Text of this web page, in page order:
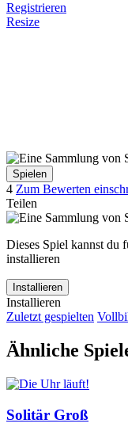
Registrieren
Resize
Spielen
4 Zum Bewerten
Teilen
Dieses Spiel kannst du
installieren
Installieren
Installieren
Zuletzt gespielten
Ähnliche
Solitär Groß